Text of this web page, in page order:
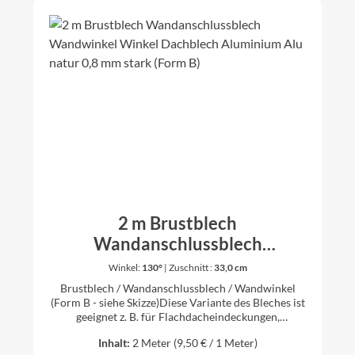
13,5 cm 1,5 cm auswählbar 1,0 cm 33,0 cm 15,5 cm
15,0 cm 1,5 cm auswählbar 1,0 cm Die Bleche
kein Problem auch andere Zuschnitte und Winkel
2 m Brustblech
Wandanschlussblech
Wandwinkel Winkel Dachblech
Aluminium Alu natur 0,8 mm
stark (Form B)
Winkel: 130° | Zuschnitt :33,0 cm
Brustblech / Wandanschlussblech / Wandwinkel
(Form B - siehe Skizze)Diese Variante des Bleches ist
geeignet z. B. für Flachdacheindeckungen,
Doppelmuldenfalzziegeln oder
Inhalt: 2 Meter (9,50 € / 1 Meter)